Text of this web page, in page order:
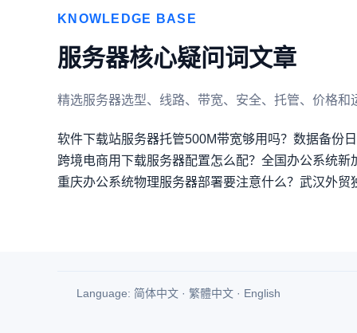
KNOWLEDGE BASE
服务器核心疑问词文章
精选服务器选型、线路、带宽、安全、托管、价格
软件下载站服务器托管500M带宽够用吗？ 数据备份
跨境电商用下载服务器配置怎么配？ 全国办公系统新
重庆办公系统物理服务器部署要注意什么？ 武汉外贸
Language: 简体中文 · 繁體中文 · English